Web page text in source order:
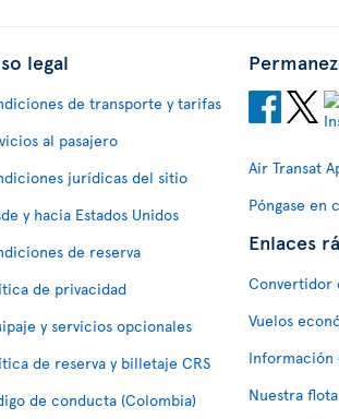
legal
de transporte y tarifas
al pasajero
jurídicas del sitio
y hacia Estados Unidos
de reserva
de privacidad
y servicios opcionales
de reserva y billetaje CRS
de conducta (Colombia)
Air Transat
Póngase en
Enlaces
Convertidor
Vuelos
Información
Nuestra flota